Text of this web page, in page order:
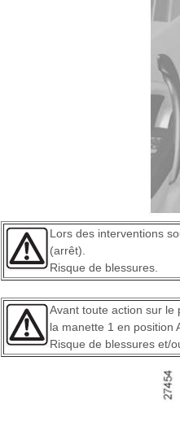
Lors des interventions
(arrêt).
Risque de blessures.
Avant toute action sur le
la manette 1 en position
Risque de blessures et/